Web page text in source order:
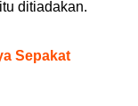
ditiadakan.
Sepakat